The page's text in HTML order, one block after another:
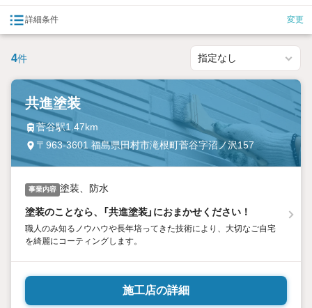
詳細条件 変更
4件
共進塗装
菅谷駅1.47km
〒963-3601 福島県田村市滝根町菅谷字沼ノ沢157
事業内容 塗装、防水
塗装のことなら、「共進塗装」におまかせください！
職人のみ知るノウハウや長年培ってきた技術により、大切なご自宅
を綺麗にコーティングします。
施工店の詳細